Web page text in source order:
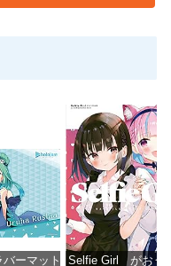
み完成品フィギュア PP942
バーマットコレクション
Selfie Girl がおう